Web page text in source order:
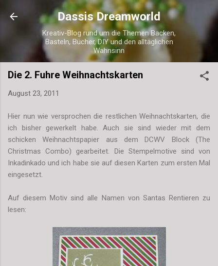
Direkt zum Hauptbereich
Dassis Dreamworld
Kreativ-Blog rund um die Themen Backen,
Basteln, Bücher, DIY und den alltäglichen
Wahnsinn
Die 2. Fuhre Weihnachtskarten
August 23, 2011
Hier nun wie versprochen die restlichen Weihnachtskarten, die
ich bisher gewerkelt habe. Auch sie sind wieder mit dem
schicken Weihnachtspapier aus dem DCWV Block (The
Christmas Combo) gearbeitet. Die Stempelmotive sind von
Inkadinkado und ich habe sie auf diesen Karten zum ersten Mal
eingesetzt.
Auf diesem Motiv sind alle Namen von Santas Rentieren zu
lesen: